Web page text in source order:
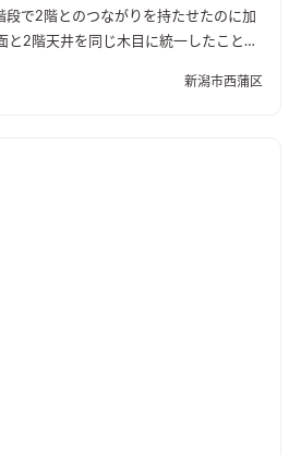
と2階天井を同じ木目に統一したことに
した。 趣味のピアノ室は、
一面に設け、屋外への防音効果も担って
新潟市西蒲区